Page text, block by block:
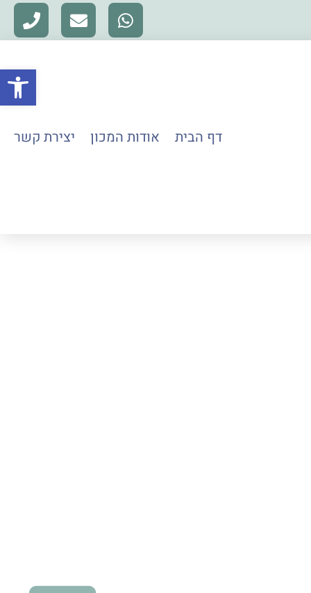
פתח
דף הבית אודות המכון יצירת קשר